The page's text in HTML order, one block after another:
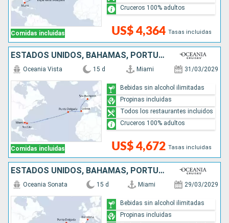
Comidas incluidas US$ 4,364 Tasas incluidas
Cruceros 100% adultos
ESTADOS UNIDOS, BAHAMAS, PORTUGAL, REINO UNIDO
Comidas incluidas
Oceania Vista 15 d Miami 31/03/2029
US$ 4,672 Tasas incluidas
Bebidas sin alcohol ilimitadas
Propinas incluidas
Todos los restaurantes incluidos
Cruceros 100% adultos
ESTADOS UNIDOS, BAHAMAS, PORTUGAL, ESPAÑA
Oceania Sonata 15 d Miami 29/03/2029
Bebidas sin alcohol ilimitadas
Propinas incluidas